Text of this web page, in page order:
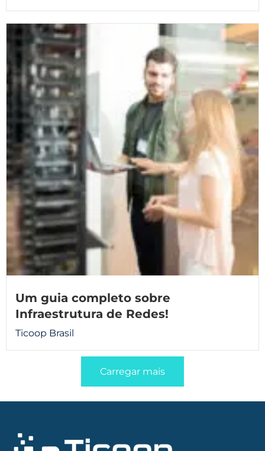
Um guia completo sobre
Infraestrutura de Redes!
Ticoop Brasil
Carregar mais